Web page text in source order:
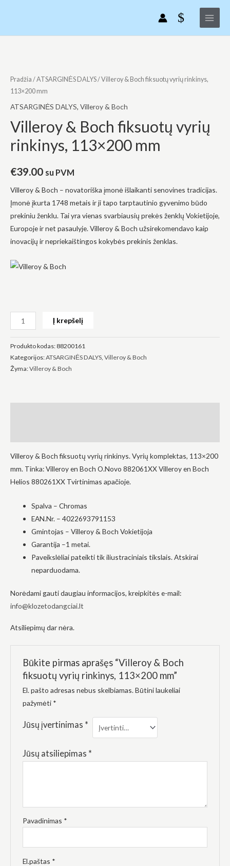
Main
Menu
Pradžia /ATSARGINĖS DALYS/ Villeroy & Boch fiksuotų vyrių rinkinys,
113×200 mm
ATSARGINĖS DALYS, Villeroy & Boch
Villeroy & Boch fiksuotų vyrių
rinkinys, 113×200 mm
€39.00 su PVM
Villeroy & Boch – novatoriška įmonė išlaikanti senovines tradicijas.
Įmonė įkurta 1748 metais ir ji tapo tarptautinio gyvenimo būdo
prekiniu ženklu. Tai yra vienas svarbiausių prekės ženklų Vokietijoje,
Europoje ir net pasaulyje. Villeroy & Boch užsirekomendavo kaip
inovacijų ir nepriekaištingos kokybės prekinis ženklas.
Villeroy
&
Boch
vyrių
rinkinys,
mm
Į krepšelį
Produkto kodas: 88200161
Kategorijos:ATSARGINĖS DALYS, Villeroy & Boch
Žyma:Villeroy & Boch
Villeroy & Boch fiksuotų vyrių rinkinys. Vyrių komplektas, 113×200
mm. Tinka: Villeroy en Boch O.Novo 882061XX Villeroy en Boch
Helios 880261XX Tvirtinimas apačioje.
Spalva – Chromas
EAN.Nr. – 4022693791153
Gmintojas – Villeroy & Boch Vokietijoja
Garantija –1 metai.
Paveikslėliai pateikti tik iliustraciniais tikslais. Atskirai
neparduodama.
Norėdami gauti daugiau informacijos, kreipkitės e-mail:
info@klozetodangciai.lt
Atsiliepimų dar nėra.
Būkite pirmas aprašęs “Villeroy & Boch
fiksuotų vyrių rinkinys, 113×200 mm”
El. pašto adresas nebus skelbiamas.Būtini laukeliai
pažymėti *
Jūsų įvertinimas *
Jūsų atsiliepimas *
Pavadinimas *
El.paštas *
slapukai
yra
privalomi.
Jie
reikalingi,
kad
svetainė
funkcionalumą
atsižvelgdami
į tai, kaip
svetainė yra
naudojama.
Patirtis
Kad mūsų
veiktų kuo
geriau jūsų
metu. Jei
šių slapukų,
funkcijos iš
išnyks.
Rinkodara
Dalindamiesi
savo
elgesiu, kai
lankotės
svetainėje,
padidinate
suasmenintą
turinį ir
113x200
mm